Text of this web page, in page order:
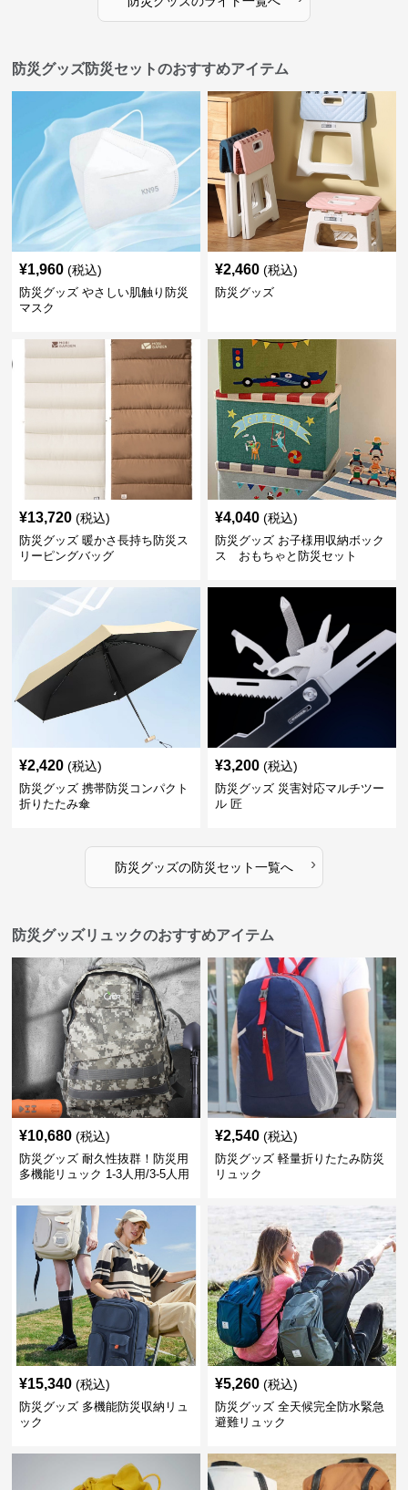
防災グッズ防災セットのおすすめアイテム
¥1,960 (税込)
防災グッズ やさしい肌触り防災
マスク
¥2,460 (税込)
防災グッズ
¥13,720 (税込)
防災グッズ 暖かさ長持ち防災ス
リーピングバッグ
¥4,040 (税込)
防災グッズ お子様用収納ボック
ス おもちゃと防災セット
¥2,420 (税込)
防災グッズ 携帯防災コンパクト
折りたたみ傘
¥3,200 (税込)
防災グッズ 災害対応マルチツー
ル 匠
防災グッズの防災セット一覧へ ›
防災グッズリュックのおすすめアイテム
¥10,680 (税込)
防災グッズ 耐久性抜群！防災用
多機能リュック 1-3人用/3-5人用
¥2,540 (税込)
防災グッズ 軽量折りたたみ防災
リュック
¥15,340 (税込)
防災グッズ 多機能防災収納リュ
ック
¥5,260 (税込)
防災グッズ 全天候完全防水緊急
避難リュック